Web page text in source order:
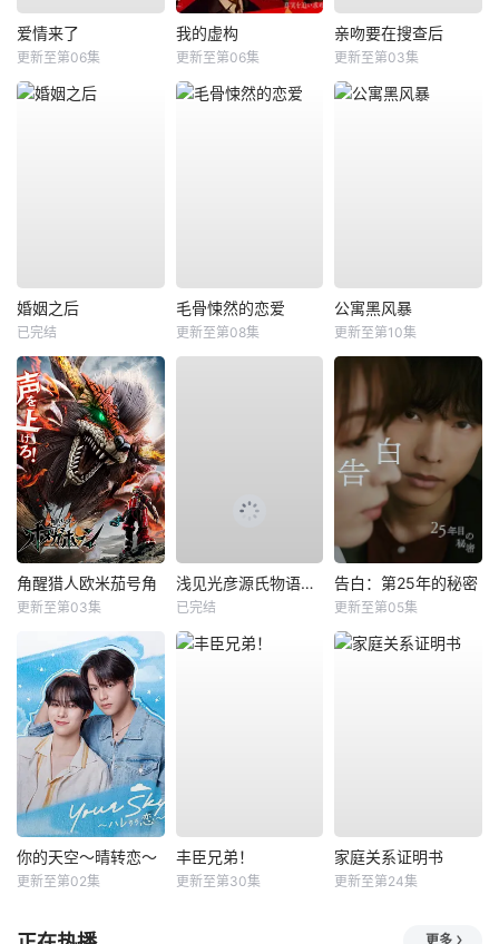
爱情来了
更新至第06集
我的虚构
更新至第06集
亲吻要在搜查后
更新至第03集
婚姻之后
已完结
毛骨悚然的恋爱
更新至第08集
公寓黑风暴
更新至第10集
角醒猎人欧米茄号角
更新至第03集
浅见光彦源氏物语杀人事件
已完结
告白：第25年的秘密
更新至第05集
你的天空～晴转恋～
更新至第02集
丰臣兄弟！
更新至第30集
家庭关系证明书
更新至第24集
更多